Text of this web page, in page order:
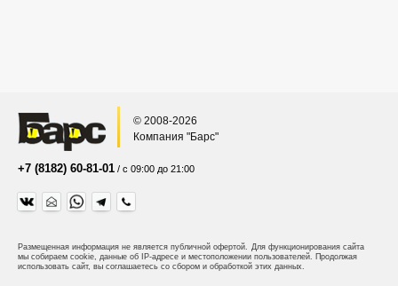
© 2008-2026
Компания "Барс"
+7 (8182) 60-81-01 / с 09:00 до 21:00
Размещенная информация не является публичной офертой. Для функционирования сайта
мы собираем cookie, данные об IP-адресе и местоположении пользователей. Продолжая
использовать сайт, вы соглашаетесь со сбором и обработкой этих данных.